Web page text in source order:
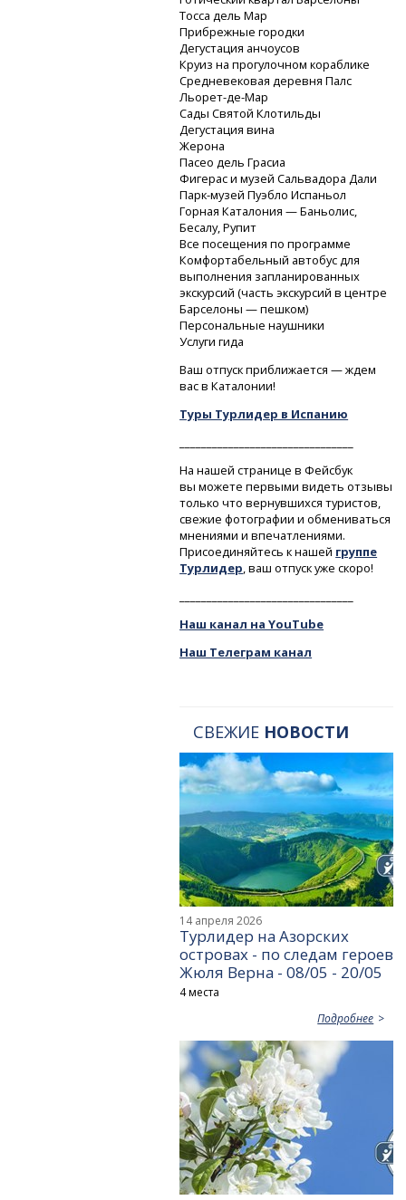
Тосса дель Мар
Прибрежные городки
Дегустация анчоусов
Круиз на прогулочном кораблике
Средневековая деревня Палс
Льорет-де-Мар
Сады Святой Клотильды
Дегустация вина
Жерона
Пасео дель Грасиа
Фигерас и музей Сальвадора Дали
Парк-музей Пуэбло Испаньол
Горная Каталония — Баньолис,
Бесалу, Рупит
Все посещения по программе
Комфортабельный автобус для
выполнения запланированных
экскурсий (часть экскурсий в центре
Барселоны — пешком)
Персональные наушники
Услуги гида
Ваш отпуск приближается — ждем
вас в Каталонии!
Туры Турлидер в Испанию
На нашей странице в Фейсбук
вы можете первыми видеть отзывы
только что вернувшихся туристов,
свежие фотографии и обмениваться
мнениями и впечатлениями.
Присоединяйтесь к нашей группе
Турлидер, ваш отпуск уже скоро!
Наш канал на YouTube
Наш Телеграм канал
СВЕЖИЕ НОВОСТИ
14 апреля 2026
Турлидер на Азорских
островах - по следам героев
Жюля Верна - 08/05 - 20/05
4 места
Подробнее